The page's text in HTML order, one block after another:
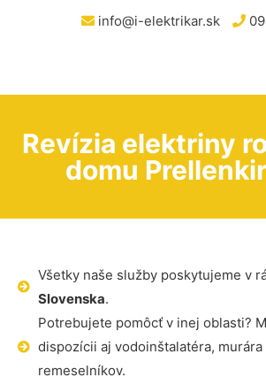
info@i-elektrikar.sk
Revízia elektriny
domu
Všetky naše služby poskytujeme v
Slovenska.
Potrebujete pomôcť v inej oblasti?
dispozícii aj vodoinštalatéra, murára
remeselníkov.